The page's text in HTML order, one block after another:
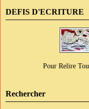
DEFIS D'ECRITURE
Pour Relire
Rechercher